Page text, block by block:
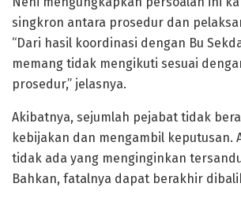
singkron antara prosedur dan
“Dari hasil koordinasi dengan Bu
memang tidak mengikuti sesuai
prosedur,” jelasnya.
Akibatnya, sejumlah pejabat tidak
kebijakan dan mengambil keputusan.
tidak ada yang menginginkan
Bahkan, fatalnya dapat berakhir